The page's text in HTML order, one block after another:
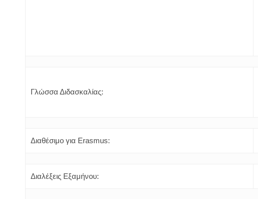
Γλώσσα Διδασκαλίας:
Διαθέσιμο για Erasmus:
Διαλέξεις Εξαμήνου: